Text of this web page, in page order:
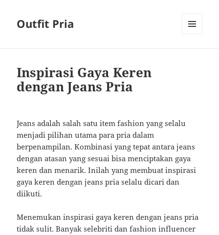
Outfit Pria
Inspirasi Gaya Keren
dengan Jeans Pria
Jeans adalah salah satu item fashion yang selalu
menjadi pilihan utama para pria dalam
berpenampilan. Kombinasi yang tepat antara jeans
dengan atasan yang sesuai bisa menciptakan gaya
keren dan menarik. Inilah yang membuat inspirasi
gaya keren dengan jeans pria selalu dicari dan
diikuti.
Menemukan inspirasi gaya keren dengan jeans pria
tidak sulit. Banyak selebriti dan fashion influencer